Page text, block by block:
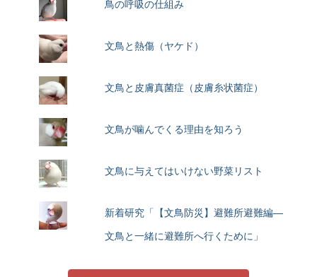
鳥の呼吸の仕組み
文鳥と熱傷（ヤケド）
文鳥と皮膚真菌症（皮膚糸状菌症）
文鳥が噛んでくる理由を知ろう
文鳥に与えてはいけない野菜リスト
新着研究「【文鳥防災】避難所避難編―
文鳥と一緒に避難所へ行くために」